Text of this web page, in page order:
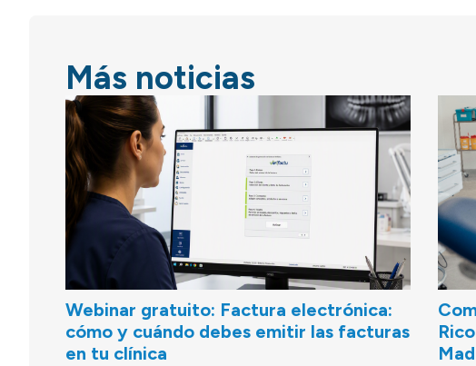
Más noticias
Webinar gratuito: Factura electrónica:
cómo y cuándo debes emitir las facturas
en tu clínica